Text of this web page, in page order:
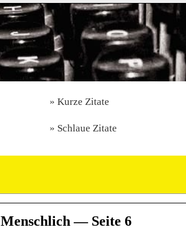
Kurze Zitate
Schlaue Zitate
Menschlich — Seite 6